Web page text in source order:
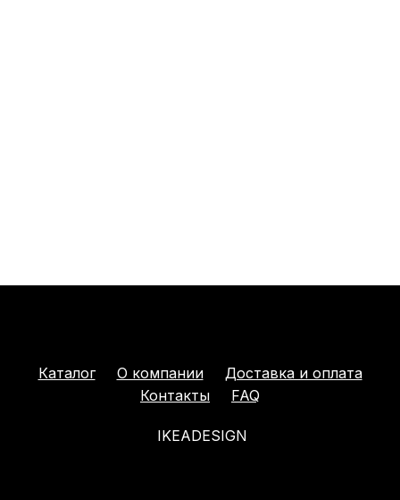
Каталог О компании
Доставка и оплата
Контакты
FAQ
IKEADESIGN